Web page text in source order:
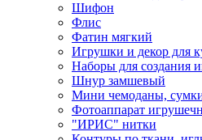
Шифон
Флис
Фатин мягкий
Игрушки и декор для
Наборы для создания
Шнур замшевый
Мини чемоданы,
Фотоаппарат
"ИРИС" нитки